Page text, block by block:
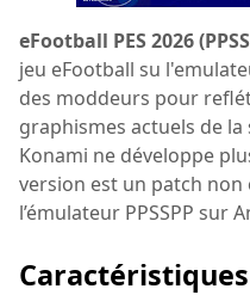
eFootball PES 2026
jeu eFootball su
des moddeurs pour
graphismes actuels de la
Konami ne développe
version est un patch non
l’émulateur PPSSPP sur